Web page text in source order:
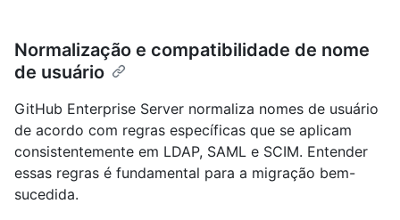
Normalização e compatibilidade de nome
de usuário
GitHub Enterprise Server normaliza nomes de usuário
de acordo com regras específicas que se aplicam
consistentemente em LDAP, SAML e SCIM. Entender
essas regras é fundamental para a migração bem-
sucedida.